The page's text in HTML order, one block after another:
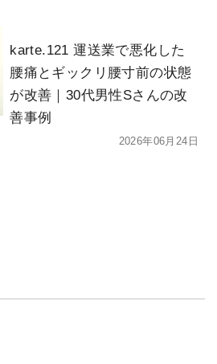
karte.121 運送業で悪化した
腰痛とギックリ腰寸前の状態
が改善｜30代男性Sさんの改
善事例
2026年06月24日